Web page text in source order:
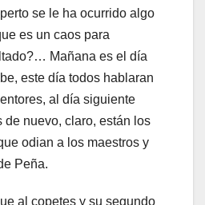
se le ha ocurrido algo
es un caos para
Mañana es el día
este día todos hablaran
al día siguiente
de nuevo, claro, están los
odian a los maestros y
Peña.
al copetes y su segundo